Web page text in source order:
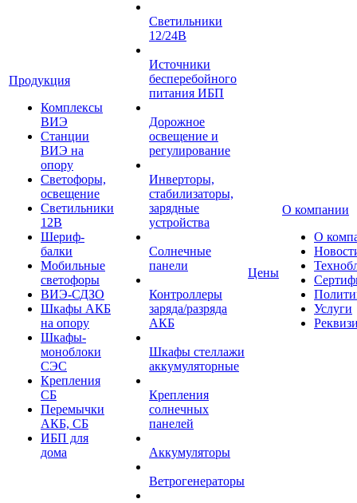
Продукция
Комплексы
ВИЭ
Станции
ВИЭ на
опору
Светофоры,
освещение
Светильники
12В
Шериф-
балки
Мобильные
светофоры
ВИЭ-СДЗО
Шкафы АКБ
на опору
Шкафы-
моноблоки
СЭС
Крепления
СБ
Перемычки
АКБ, СБ
ИБП для
дома
Светильники
12/24В
Источники
бесперебойного
питания ИБП
Дорожное
освещение и
регулирование
Инверторы,
стабилизаторы,
зарядные
устройства
Солнечные
панели
Контроллеры
заряда/разряда
АКБ
Шкафы стеллажи
аккумуляторные
Крепления
солнечных
панелей
Аккумуляторы
Ветрогенераторы
Цены
О компании
О
Услуги